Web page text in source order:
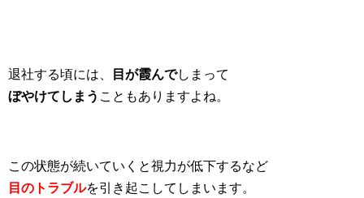
退社する頃には、 目が霞んでしまって
ぼやけてしまう こともありますよね。
この状態が続いていくと視力が低下するなど
目のトラブルを引き起こしてしまいます。